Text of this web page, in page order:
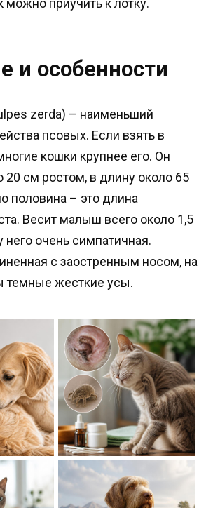
приучить к лотку.
и особенности
zerda) – наименьший
псовых. Если взять в
кошки крупнее его. Он
20 см ростом, в длину около 65
половина – это длина
Весит малыш всего около 1,5
него очень симпатичная.
с заостренным носом, на
темные жесткие усы.